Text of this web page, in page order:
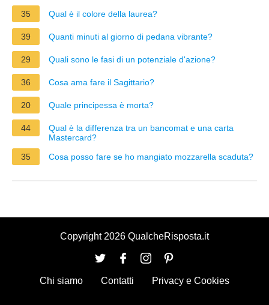
35 Qual è il colore della laurea?
39 Quanti minuti al giorno di pedana vibrante?
29 Quali sono le fasi di un potenziale d'azione?
36 Cosa ama fare il Sagittario?
20 Quale principessa è morta?
44
Qual è la differenza tra un bancomat e una carta
Mastercard?
35
Cosa posso fare se ho mangiato mozzarella scaduta?
Copyright 2026 QualcheRisposta.it
Chi siamo Contatti Privacy e Cookies